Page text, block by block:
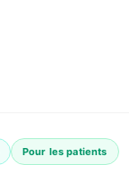
Pour les patients